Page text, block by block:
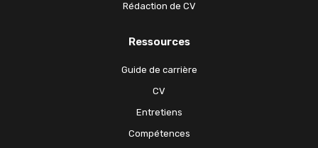
Rédaction de CV
Ressources
Guide de carrière
CV
Entretiens
Compétences